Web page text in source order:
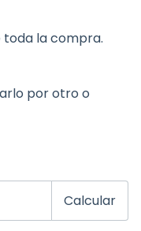
toda la compra.
por otro o
Calcular